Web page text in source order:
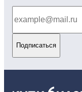
Подписаться